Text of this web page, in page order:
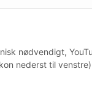
nødvendigt,
nederst til
til trailere
(DE):